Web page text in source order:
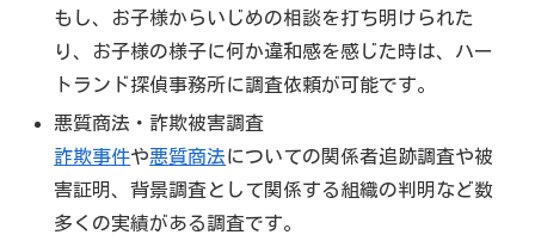
もし、お子様からいじめの相談を打ち明けられた
り、お子様の様子に何か違和感を感じた時は、ハー
トランド探偵事務所に調査依頼が可能です。
悪質商法・詐欺被害調査
詐欺事件や悪質商法についての関係者追跡調査や被
害証明、背景調査として関係する組織の判明など数
多くの実績がある調査です。